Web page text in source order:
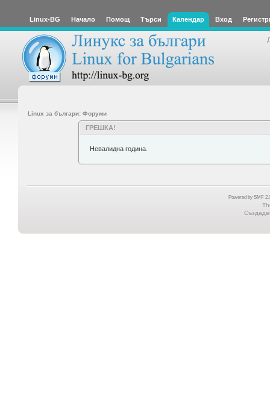
Linux-BG Начало Помощ Търси Календар Вход
Linux за българи: Форуми
ГРЕШКА!
Невалидна година.
Powered by SMF